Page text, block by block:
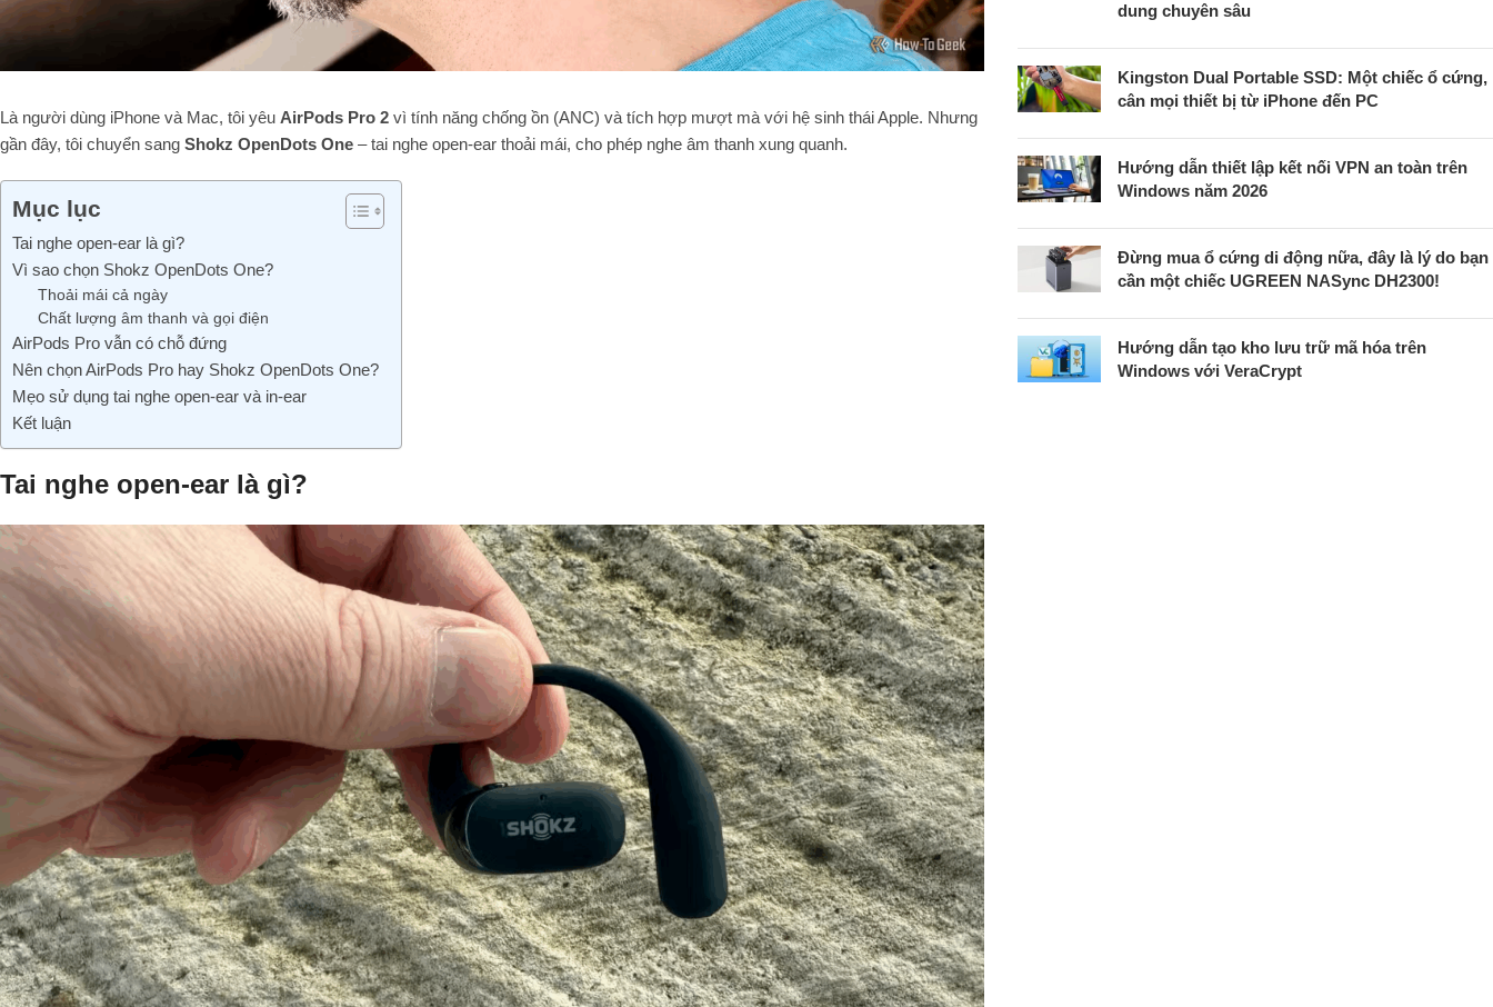
Là người dùng iPhone và Mac, tôi yêu AirPods Pro 2 vì tính năng chống ồn (ANC) và tích hợp mượt mà với hệ sinh thái Apple. Nhưng
gần đây, tôi chuyển sang Shokz OpenDots One – tai nghe open-ear thoải mái, cho phép nghe âm thanh xung quanh.
Mục lục
Tai nghe open-ear là gì?
Vì sao chọn Shokz OpenDots One?
Thoải mái cả ngày
Chất lượng âm thanh và gọi điện
AirPods Pro vẫn có chỗ đứng
Nên chọn AirPods Pro hay Shokz OpenDots One?
Mẹo sử dụng tai nghe open-ear và in-ear
Kết luận
Tai nghe open-ear là gì?
dung chuyên sâu
Kingston Dual Portable SSD: Một chiếc ổ cứng,
cân mọi thiết bị từ iPhone đến PC
Hướng dẫn thiết lập kết nối VPN an toàn trên
Windows năm 2026
Đừng mua ổ cứng di động nữa, đây là lý do bạn
cần một chiếc UGREEN NASync DH2300!
Hướng dẫn tạo kho lưu trữ mã hóa trên
Windows với VeraCrypt